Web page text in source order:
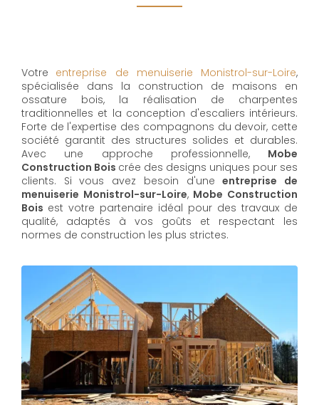
Votre entreprise de menuiserie Monistrol-sur-Loire,
spécialisée dans la construction de maisons en
ossature bois, la réalisation de charpentes
traditionnelles et la conception d'escaliers intérieurs.
Forte de l'expertise des compagnons du devoir, cette
société garantit des structures solides et durables.
Avec une approche professionnelle, Mobe
Construction Bois crée des designs uniques pour ses
clients. Si vous avez besoin d'uneentreprise de
menuiserie Monistrol-sur-Loire, Mobe Construction
Bois est votre partenaire idéal pour des travaux de
qualité, adaptés à vos goûts et respectant les
normes de construction les plus strictes.